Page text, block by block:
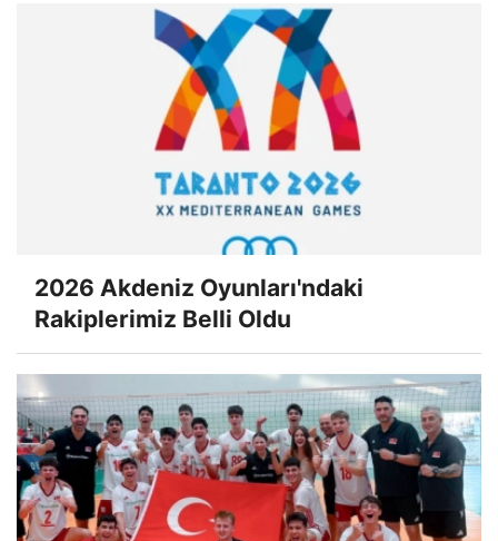
2026 Akdeniz Oyunları'ndaki
Rakiplerimiz Belli Oldu